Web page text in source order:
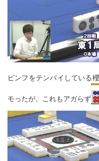
ピンフをテンパイしている櫻
モったが、これもアガらず